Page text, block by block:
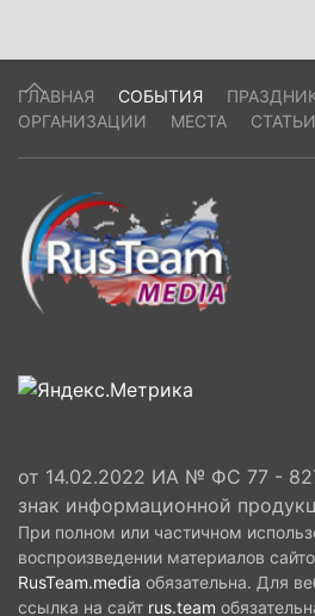
ГЛАВНАЯ СОБЫТИЯ
ОРГАНИЗАЦИИ
МЕСТА СТАТЬИ
от 14.02.2022 ИА № ФС 77 -
знак информационной
При полном или частичном
воспроизведении материалов
RusTeam.media обязательна. Для
ссылка на сайт rus.team